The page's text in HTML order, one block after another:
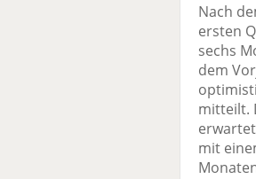
Nach
ersten
sechs
dem
mitteilt.
mit